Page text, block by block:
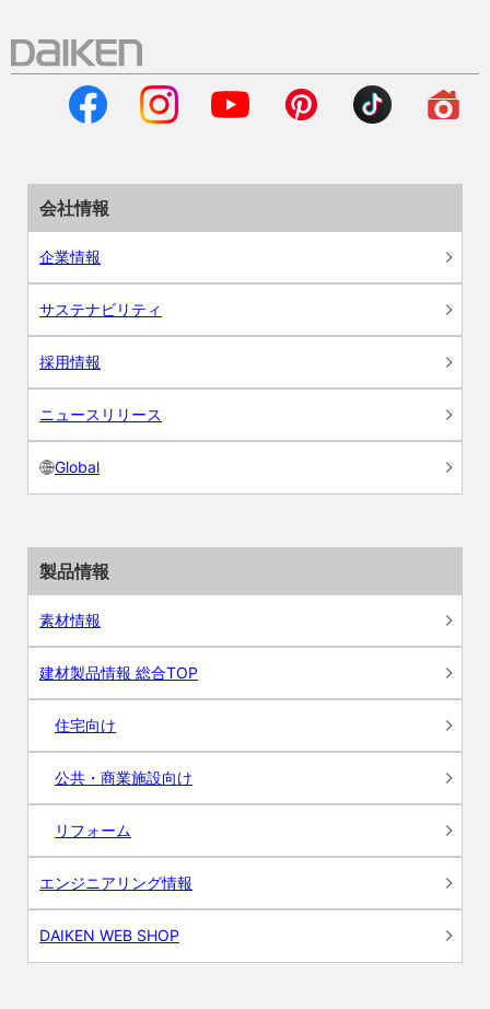
会社情報
企業情報
サステナビリティ
採用情報
ニュースリリース
Global
製品情報
素材情報
建材製品情報 総合TOP
住宅向け
公共・商業施設向け
リフォーム
エンジニアリング情報
DAIKEN WEB SHOP